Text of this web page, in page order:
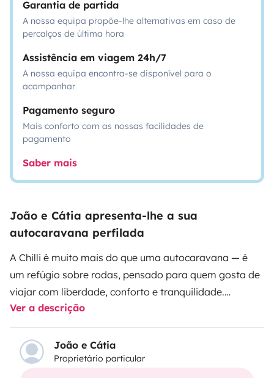
Garantia de partida
A nossa equipa propõe-lhe alternativas em caso de
percalços de última hora
Assistência em viagem 24h/7
A nossa equipa encontra-se disponível para o
acompanhar
Pagamento seguro
Mais conforto com as nossas facilidades de
pagamento
Saber mais
João e Cátia apresenta-lhe a sua
autocaravana perfilada
A Chilli é muito mais do que uma autocaravana — é
um refúgio sobre rodas, pensado para quem gosta de
viajar com liberdade, conforto e tranquilidade.
Compacta, acolhedora e cheia de personalidade, a
Chilli está pronta para acompanhar escapadinhas
inesquecíveis, seja junto ao mar, no meio da natureza
ou em pequenas aventuras pelo país. Fácil de conduzir
Ver a descrição
João e Cátia
Proprietário particular